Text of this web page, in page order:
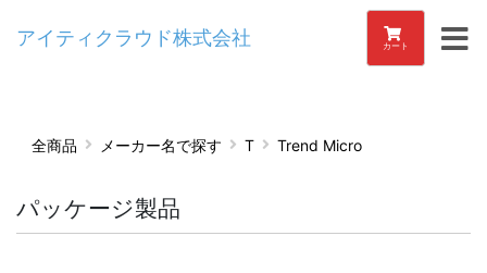
アイティクラウド株式会社 カート
全商品 メーカー名で探す T Trend Micro
パッケージ製品